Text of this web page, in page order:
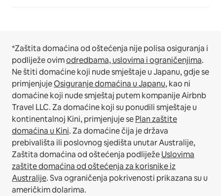
*Zaštita domaćina od oštećenja nije polisa osiguranja i
podliježe ovimodredbama, uslovima i ograničenjima.
Ne štiti domaćine koji nude smještaje u Japanu, gdje se
primjenjujeOsiguranje domaćina u Japanu, kao ni
domaćine koji nude smještaj putem kompanije Airbnb
Travel LLC.Za domaćine koji su ponudili smještaje u
kontinentalnoj Kini, primjenjuje sePlan zaštite
domaćina u Kini.Za domaćine čija je država
prebivališta ili poslovnog sjedišta unutar Australije,
Zaštita domaćina od oštećenja podliježeUslovima
zaštite domaćina od oštećenja za korisnike iz
Australije. Sva ograničenja pokrivenosti prikazana su u
američkim dolarima.